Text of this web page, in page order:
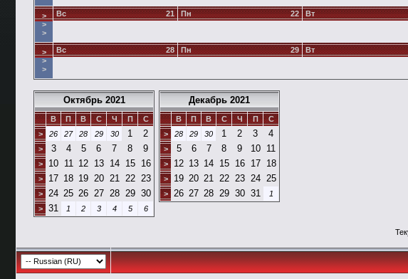
>
>
>
21
Вс 22
Пн Вт
>
>
>
28
Вс 29
Пн Вт
Октябрь 2021
В П В С Ч П
С
>
26 27 28 29 30 1 2
> 3 4 5 6 7 8 9
> 10 11 12 13 14 15 16
> 17 18 19 20 21 22 23
> 24 25 26 27 28 29 30
> 31 1 2 3 4 5 6
Декабрь 2021
В П В С Ч П
С
>
28 29 30 1 2 3 4
> 5 6 7 8 9 10 11
> 12 13 14 15 16 17 18
> 19 20 21 22 23 24 25
> 26 27 28 29 30 31 1